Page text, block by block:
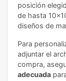
posición
de hasta
diseños de
Para
adjuntar el
compra,
adecuada